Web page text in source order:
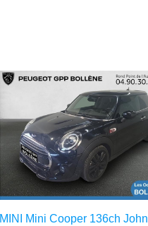
MINI Mini Cooper 136ch John